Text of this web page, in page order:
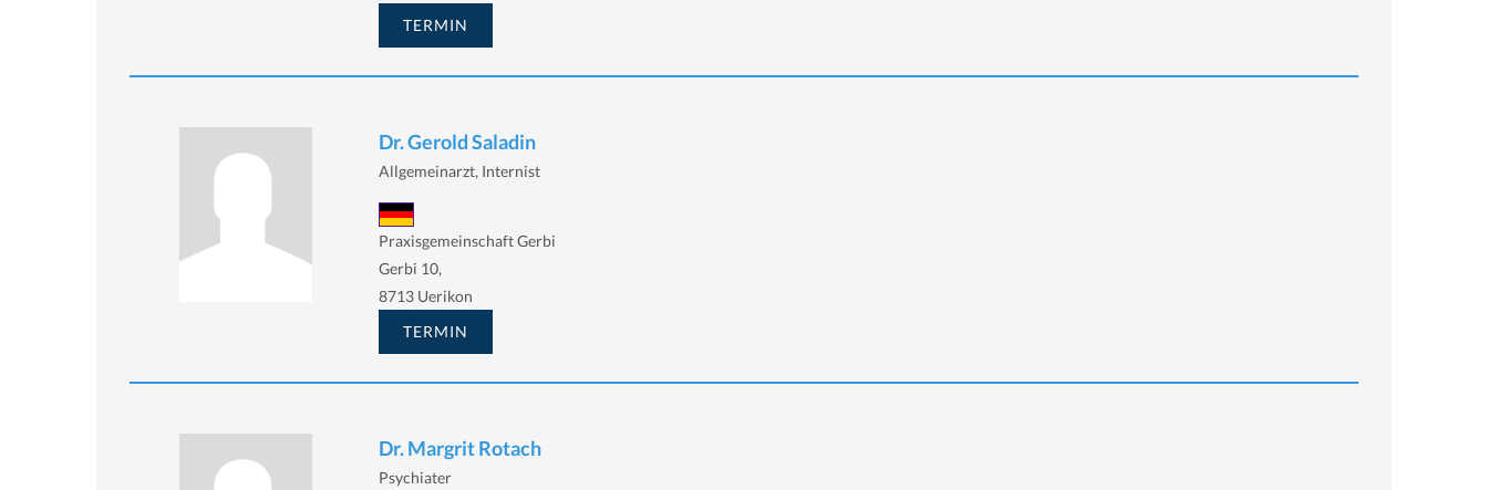
TERMIN
Dr. Gerold Saladin
Allgemeinarzt, Internist
Praxisgemeinschaft Gerbi
Gerbi 10,
8713 Uerikon
TERMIN
Dr. Margrit Rotach
Psychiater